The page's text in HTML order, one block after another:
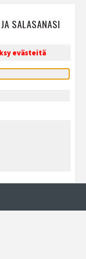
SALASANASI
evästeitä